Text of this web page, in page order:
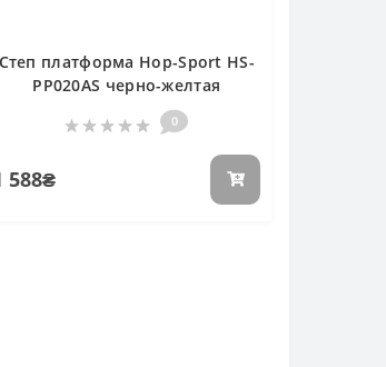
Степ платформа Hop-Sport HS-
PP020AS черно-желтая
0
588₴